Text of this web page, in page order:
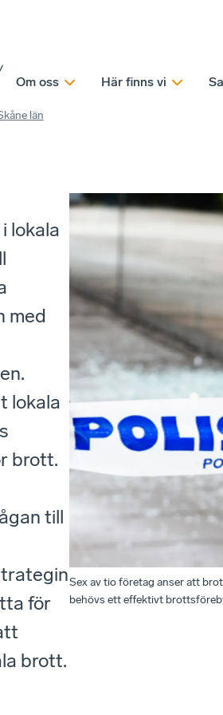
Om oss Här finns vi
län
lokala
med
lokala
brott.
till
för
brott.
Sex av tio företag anser att
behövs ett effektivt